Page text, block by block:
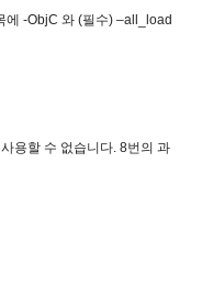
에 -ObjC 와 (필수) –all_load
용할 수 없습니다. 8번의 과